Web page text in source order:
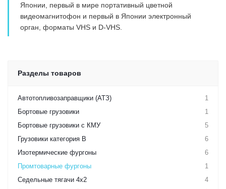
Японии, первый в мире портативный цветной
видеомагнитофон и первый в Японии электронный
орган, форматы VHS и D-VHS.
Разделы товаров
Автотопливозаправщики (АТЗ)
1
Бортовые грузовики
1
Бортовые грузовики с КМУ
5
Грузовики категория B
6
Изотермические фургоны
6
Промтоварные фургоны
1
Седельные тягачи 4х2
4